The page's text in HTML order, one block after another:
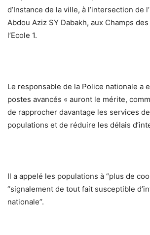
d’Instance de la ville, à l’intersection de
Abdou Aziz SY Dabakh, aux Champs
l’Ecole 1.
Le responsable de la Police nationale a
postes avancés « auront le mérite,
de rapprocher davantage les services
populations et de réduire les délais
Il a appelé les populations à “plus de
“signalement de tout fait susceptible
nationale’’.